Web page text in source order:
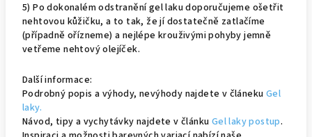
5) Po dokonalém odstranění gel laku doporučujeme ošetřit
nehtovou kůžičku, a to tak, že jí dostatečně zatlačíme
(případně ořízneme) a nejlépe krouživými pohyby jemně
vetřeme nehtový olejíček.
Další informace:
Podrobný popis a výhody, nevýhody najdete v článeku Gel
laky.
Návod, tipy a vychytávky najdete v článku Gel laky postup.